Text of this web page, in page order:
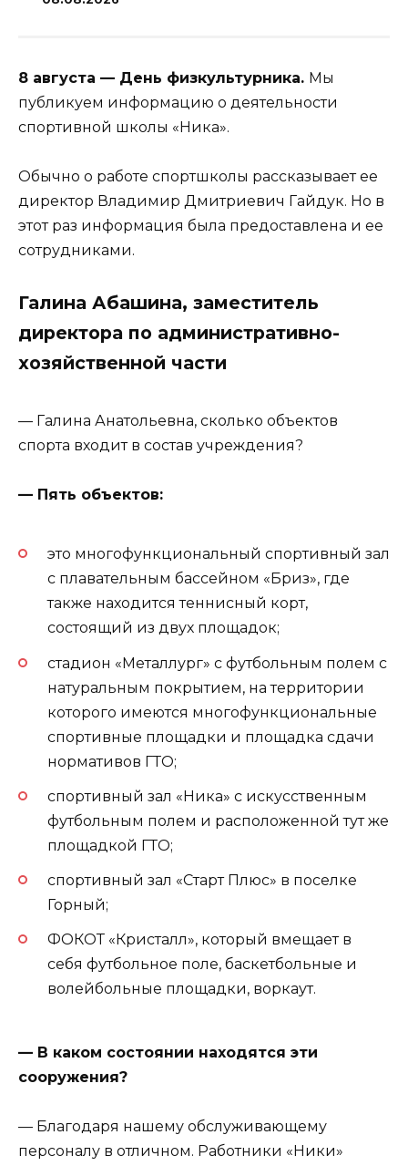
8 августа — День физкультурника. Мы
публикуем информацию о деятельности
спортивной школы «Ника».
Обычно о работе спортшколы рассказывает ее
директор Владимир Дмитриевич Гайдук. Но в
этот раз информация была предоставлена и ее
сотрудниками.
Галина Абашина, заместитель
директора по административно-
хозяйственной части
— Галина Анатольевна, сколько объектов
спорта входит в состав учреждения?
— Пять объектов:
это многофункциональный спортивный зал
с плавательным бассейном «Бриз», где
также находится теннисный корт,
состоящий из двух площадок;
стадион «Металлург» с футбольным полем с
натуральным покрытием, на территории
которого имеются многофункциональные
спортивные площадки и площадка сдачи
нормативов ГТО;
спортивный зал «Ника» с искусственным
футбольным полем и расположенной тут же
площадкой ГТО;
спортивный зал «Старт Плюс» в поселке
Горный;
ФОКОТ «Кристалл», который вмещает в
себя футбольное поле, баскетбольные и
волейбольные площадки, воркаут.
— В каком состоянии находятся эти
сооружения?
— Благодаря нашему обслуживающему
персоналу в отличном. Работники «Ники»